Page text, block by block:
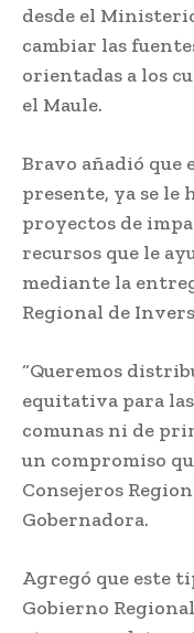
desde el
cambiar las
orientadas a los
el Maule.
Bravo añadió que
presente, ya se le
proyectos de
recursos que le
mediante la
Regional de
“Queremos
equitativa para
comunas ni de
un compromiso
Consejeros
Gobernadora.
Agregó que este
Gobierno